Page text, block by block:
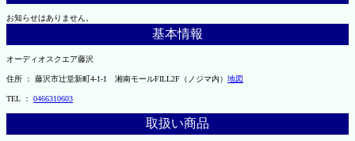
お知らせはありません。
基本情報
オーディオスクエア藤沢
住所 ： 藤沢市辻堂新町4-1-1 湘南モールFILL2F（ノジマ内） 地図
TEL ： 0466310603
取扱い商品